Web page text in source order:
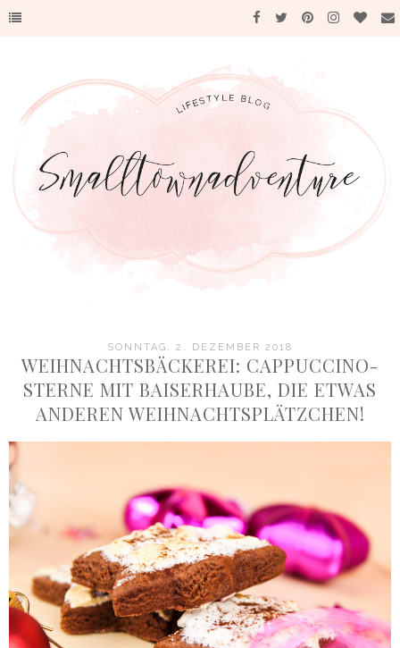
SONNTAG, 2. DEZEMBER 2018
WEIHNACHTSBÄCKEREI: CAPPUCCINO-
STERNE MIT BAISERHAUBE, DIE ETWAS
ANDEREN WEIHNACHTSPLÄTZCHEN!